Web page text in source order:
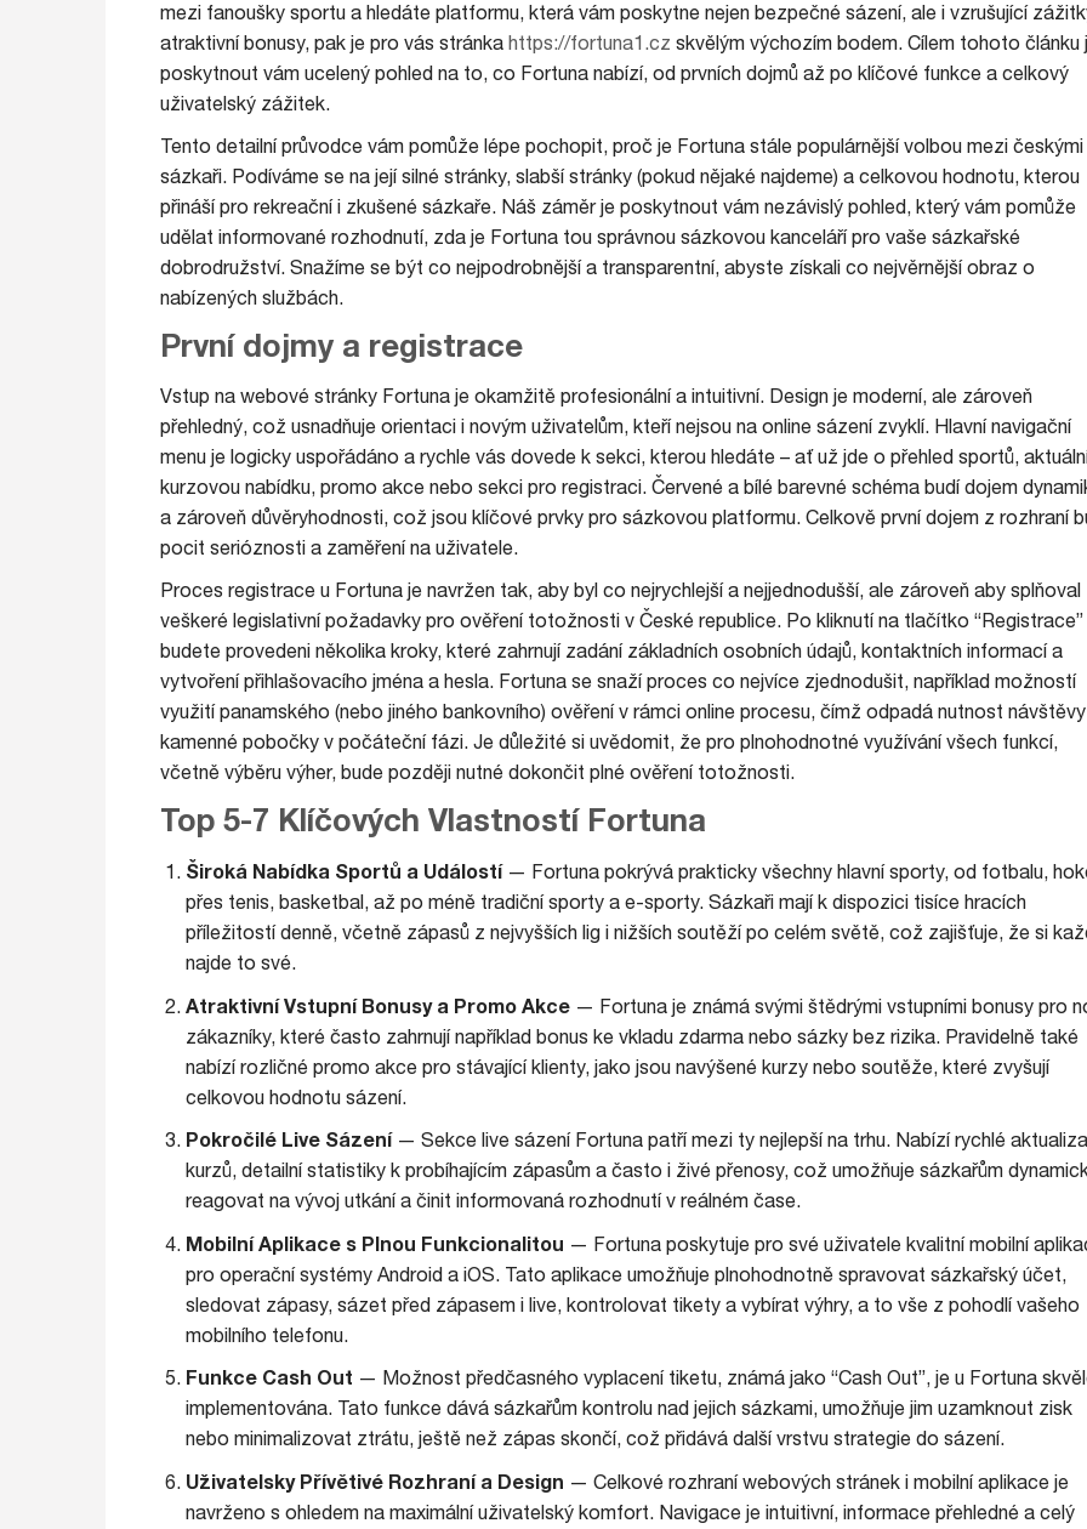
mezi fanoušky sportu a hledáte platformu, která vám poskytne nejen bezpečné sázení, ale i vzrušující
atraktivní bonusy, pak je pro vás stránka https://fortuna1.cz skvělým výchozím bodem. Cílem tohoto článku
poskytnout vám ucelený pohled na to, co Fortuna nabízí, od prvních dojmů až po klíčové funkce a celkový
uživatelský zážitek.
Tento detailní průvodce vám pomůže lépe pochopit, proč je Fortuna stále populárnější volbou mezi českými
sázkaři. Podíváme se na její silné stránky, slabší stránky (pokud nějaké najdeme) a celkovou hodnotu, kterou
přináší pro rekreační i zkušené sázkaře. Náš záměr je poskytnout vám nezávislý pohled, který vám pomůže
udělat informované rozhodnutí, zda je Fortuna tou správnou sázkovou kanceláří pro vaše sázkařské
dobrodružství. Snažíme se být co nejpodrobnější a transparentní, abyste získali co nejvěrnější obraz o
nabízených službách.
První dojmy a registrace
Vstup na webové stránky Fortuna je okamžitě profesionální a intuitivní. Design je moderní, ale zároveň
přehledný, což usnadňuje orientaci i novým uživatelům, kteří nejsou na online sázení zvyklí. Hlavní navigační
menu je logicky uspořádáno a rychle vás dovede k sekci, kterou hledáte – ať už jde o přehled sportů,
kurzovou nabídku, promo akce nebo sekci pro registraci. Červené a bílé barevné schéma budí dojem
a zároveň důvěryhodnosti, což jsou klíčové prvky pro sázkovou platformu. Celkově první dojem z rozhraní
pocit serióznosti a zaměření na uživatele.
Proces registrace u Fortuna je navržen tak, aby byl co nejrychlejší a nejjednodušší, ale zároveň aby splňoval
veškeré legislativní požadavky pro ověření totožnosti v České republice. Po kliknutí na tlačítko “Registrace”
budete provedeni několika kroky, které zahrnují zadání základních osobních údajů, kontaktních informací a
vytvoření přihlašovacího jména a hesla. Fortuna se snaží proces co nejvíce zjednodušit, například možností
využití panamského (nebo jiného bankovního) ověření v rámci online procesu, čímž odpadá nutnost návštěvy
kamenné pobočky v počáteční fázi. Je důležité si uvědomit, že pro plnohodnotné využívání všech funkcí,
včetně výběru výher, bude později nutné dokončit plné ověření totožnosti.
Top 5-7 Klíčových Vlastností Fortuna
Široká Nabídka Sportů a Událostí— Fortuna pokrývá prakticky všechny hlavní sporty, od fotbalu,
přes tenis, basketbal, až po méně tradiční sporty a e-sporty. Sázkaři mají k dispozici tisíce hracích
příležitostí denně, včetně zápasů z nejvyšších lig i nižších soutěží po celém světě, což zajišťuje, že si
najde to své.
Atraktivní Vstupní Bonusy a Promo Akce— Fortuna je známá svými štědrými vstupními bonusy pro
zákazníky, které často zahrnují například bonus ke vkladu zdarma nebo sázky bez rizika. Pravidelně také
nabízí rozličné promo akce pro stávající klienty, jako jsou navýšené kurzy nebo soutěže, které zvyšují
celkovou hodnotu sázení.
Pokročilé Live Sázení— Sekce live sázení Fortuna patří mezi ty nejlepší na trhu. Nabízí rychlé
kurzů, detailní statistiky k probíhajícím zápasům a často i živé přenosy, což umožňuje sázkařům
reagovat na vývoj utkání a činit informovaná rozhodnutí v reálném čase.
Mobilní Aplikace s Plnou Funkcionalitou — Fortuna poskytuje pro své uživatele kvalitní mobilní
pro operační systémy Android a iOS. Tato aplikace umožňuje plnohodnotně spravovat sázkařský účet,
sledovat zápasy, sázet před zápasem i live, kontrolovat tikety a vybírat výhry, a to vše z pohodlí vašeho
mobilního telefonu.
Funkce Cash Out — Možnost předčasného vyplacení tiketu, známá jako “Cash Out”, je u Fortuna
implementována. Tato funkce dává sázkařům kontrolu nad jejich sázkami, umožňuje jim uzamknout zisk
nebo minimalizovat ztrátu, ještě než zápas skončí, což přidává další vrstvu strategie do sázení.
Uživatelsky Přívětivé Rozhraní a Design — Celkové rozhraní webových stránek i mobilní aplikace je
navrženo s ohledem na maximální uživatelský komfort. Navigace je intuitivní, informace přehledné a celý